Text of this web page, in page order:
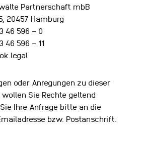
Partnerschaft mbB
20457 Hamburg
46 596 – 0
46 596 – 11
oder Anregungen zu dieser
Sie Rechte geltend
Ihre Anfrage bitte an die
bzw. Postanschrift.